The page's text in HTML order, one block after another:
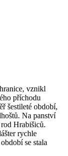
vznikl
příchodu
šestileté období,
Na panství
Hrabišiců.
rychle
se stala